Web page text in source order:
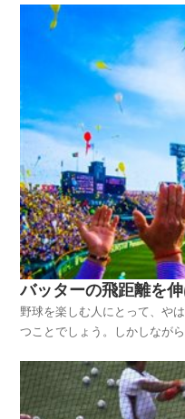
バッターの飛距離を
野球を楽しむ人にとって、や
つことでしょう。しかしなが
はり飛距離を伸ばすためには
ムランは天性の才能がなけれ